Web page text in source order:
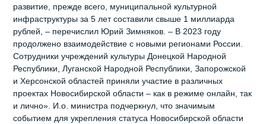
развитие, прежде всего, муниципальной культурной
инфраструктуры за 5 лет составили свыше 1 миллиарда
рублей, – перечислил Юрий Зимняков. – В 2023 году
продолжено взаимодействие с новыми регионами России.
Сотрудники учреждений культуры Донецкой Народной
Республики, Луганской Народной Республики, Запорожской
и Херсонской областей приняли участие в различных
проектах Новосибирской области – как в режиме онлайн, так
и лично». И.о. министра подчеркнул, что значимым
событием для укрепления статуса Новосибирской области